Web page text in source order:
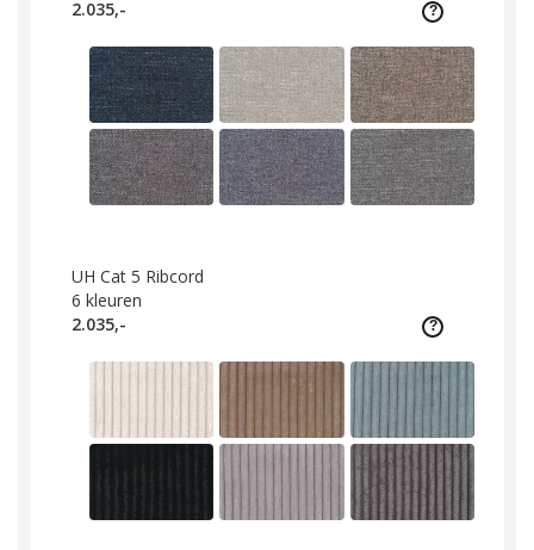
2.035,-
UH Cat 5 Ribcord
6 kleuren
2.035,-